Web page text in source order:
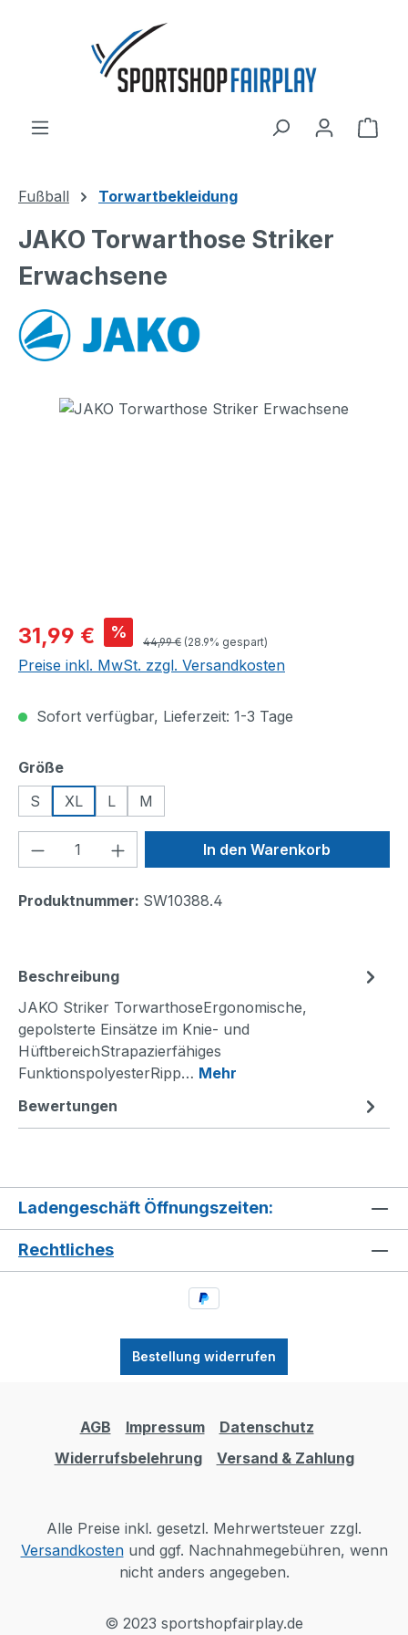
Zum Hauptinhalt springen
Fußball Torwartbekleidung
JAKO Torwarthose Striker
Erwachsene
Bildergalerie überspringen
Verkaufspreis:
31,99 € % Regulärer Preis:
44,99 € (28.9% gespart)
Preise inkl. MwSt. zzgl. Versandkosten
Sofort verfügbar, Lieferzeit: 1-3 Tage
Größeauswählen
S
XL L M
Produkt Anzahl: Gib denIn den Warenkorb
Produktnummer: SW10388.4
Beschreibung
JAKO Striker TorwarthoseErgonomische,
gepolsterte Einsätze im Knie- und
HüftbereichStrapazierfähiges
FunktionspolyesterRipp… Mehr
Bewertungen
Ladengeschäft Öffnungszeiten:
Rechtliches
Bestellung widerrufen
AGB Impressum
Datenschutz
Widerrufsbelehrung
Versand & Zahlung
Alle Preise inkl. gesetzl. Mehrwertsteuer zzgl.
Versandkostenund ggf. Nachnahmegebühren, wenn
nicht anders angegeben.
© 2023 sportshopfairplay.de